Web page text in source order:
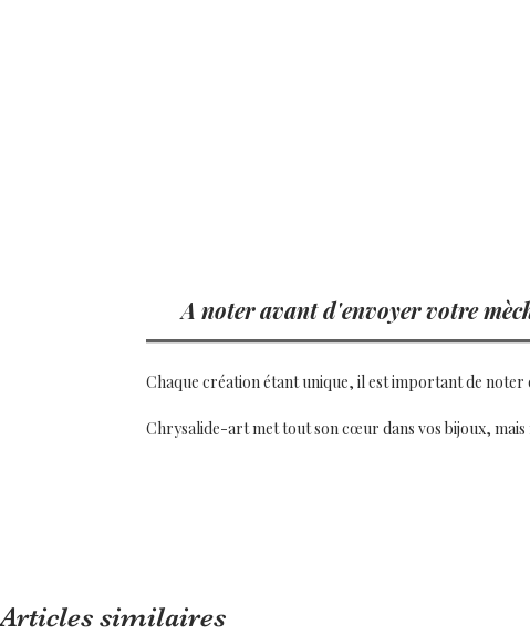
A noter avant d'envoyer votre
Chaque création étant unique, il est important de
Chrysalide-art met tout son cœur dans vos bijoux,
Articles similaires